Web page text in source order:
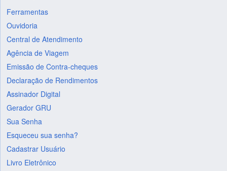
Ferramentas
Ouvidoria
Central de Atendimento
Agência de Viagem
Emissão de Contra-cheques
Declaração de Rendimentos
Assinador Digital
Gerador GRU
Sua Senha
Esqueceu sua senha?
Cadastrar Usuário
Livro Eletrônico